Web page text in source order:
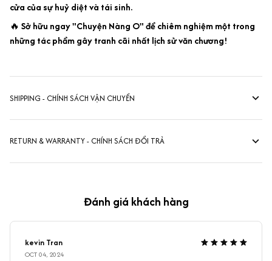
cửa của sự huỷ diệt và tái sinh.
🔥 Sở hữu ngay "Chuyện Nàng O" để chiêm nghiệm một trong
những tác phẩm gây tranh cãi nhất lịch sử văn chương!
SHIPPING - CHÍNH SÁCH VẬN CHUYỂN
RETURN & WARRANTY - CHÍNH SÁCH ĐỔI TRẢ
Đánh giá khách hàng
kevin Tran
OCT 04, 2024